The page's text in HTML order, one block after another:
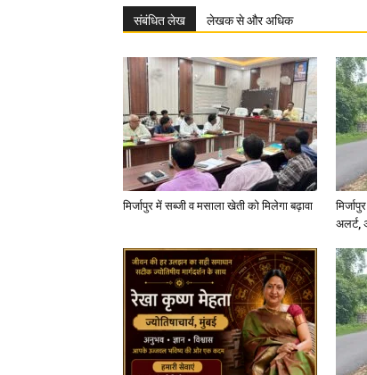
संबंधित लेख लेखक से और अधिक
मिर्जापुर में सब्जी व मसाला खेती को मिलेगा बढ़ावा
अलर्ट,